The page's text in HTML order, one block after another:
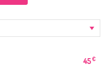
45€